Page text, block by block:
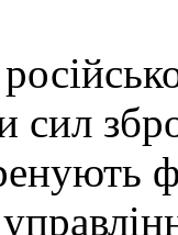
сил